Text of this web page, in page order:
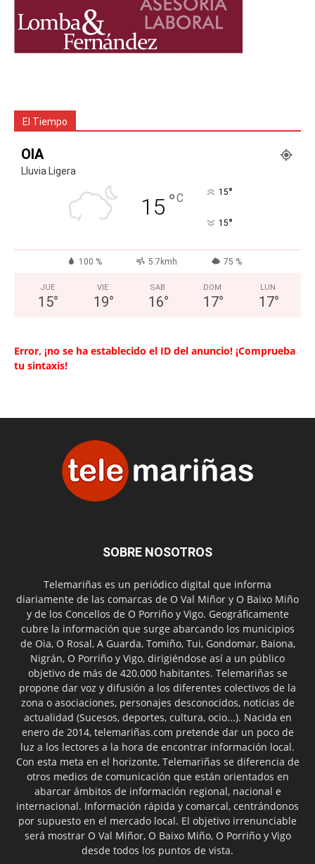
El Tiempo
OIA
Lluvia Ligera
15 °C 15°
15°
100 % 5.7kmh 75 %
JUE
15°
VIE
19°
SAB
16°
DOM
17°
LUN
17°
Error, ¡no se ha establecido el ID del anuncio! ¡Comprueba
tu sintaxis!
SOBRE NOSOTROS
Telemariñas es un periódico digital que informa
diariamente de las comarcas de O Val Miñor y O Baixo Miño
y de los Concellos de O Porriño y Vigo. Geográficamente
cubre la información que surge abarcando los municipios
de Oia, O Rosal, A Guarda, Tomiño, Tui, Gondomar, Baiona,
Nigrán, O Porriño y Vigo, dirigiéndose así a un público
objetivo de más de 420.000 habitantes. Telemariñas se
propone dar voz y difusión a los diferentes colectivos de la
zona o asociaciones, personajes desconocidos, noticias de
actualidad (Sucesos, deportes, cultura, ocio...). Nacida en
enero de 2014, telemariñas.com pretende dar un poco de
luz a los lectores a la hora de encontrar información local.
Con esta meta en el horizonte, Telemariñas se diferencia de
otros medios de comunicación que están orientados en
abarcar ámbitos de información regional, nacional e
internacional. Información rápida y comarcal, centrándonos
por supuesto en el mercado local. El objetivo irrenunciable
será mostrar O Val Miñor, O Baixo Miño, O Porriño y Vigo
desde todos los puntos de vista.